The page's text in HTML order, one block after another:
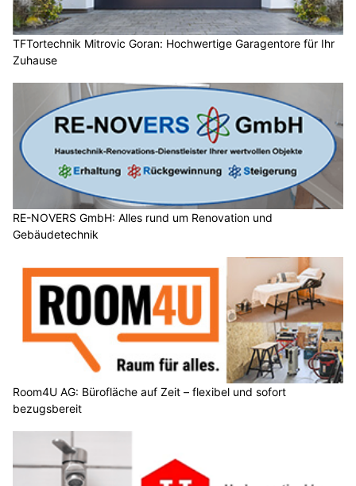
TFTortechnik Mitrovic Goran: Hochwertige Garagentore für Ihr
Zuhause
RE-NOVERS GmbH: Alles rund um Renovation und
Gebäudetechnik
Room4U AG: Bürofläche auf Zeit – flexibel und sofort
bezugsbereit